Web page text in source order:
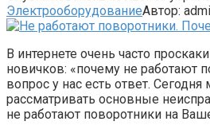
ЭлектрооборудованиеАвтор:
В интернете очень часто
новичков: «почему не работают
вопрос у нас есть ответ.
рассматривать основные
не работают поворотники на